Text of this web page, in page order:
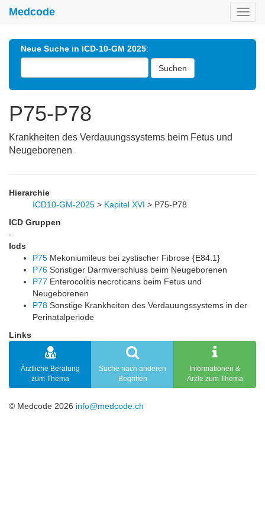
Medcode
Neue Suche in ICD-10-GM 2025:
Suchen
P75-P78
Krankheiten des Verdauungssystems beim Fetus und
Neugeborenen
Hierarchie
ICD10-GM-2025 > Kapitel XVI > P75-P78
ICD Gruppen
-
Icds
P75 Mekoniumileus bei zystischer Fibrose {E84.1}
P76 Sonstiger Darmverschluss beim Neugeborenen
P77 Enterocolitis necroticans beim Fetus und
Neugeborenen
P78 Sonstige Krankheiten des Verdauungssystems in der
Perinatalperiode
Links
Ärztliche Beratung
zum Thema
Suche nach anderen
Begriffen
Informationen &
Ärzte zum Thema
© Medcode 2026 info@medcode.ch